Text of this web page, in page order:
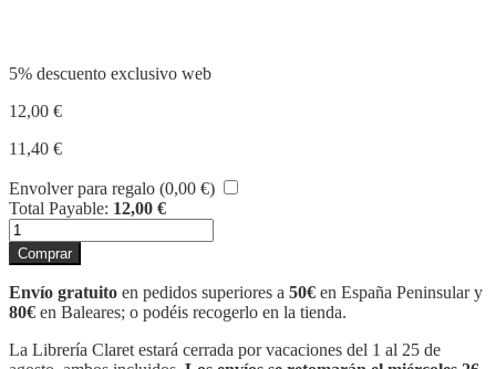
5% descuento exclusivo web
12,00 €
11,40 €
Envolver para regalo (0,00 €)
Total Payable: 12,00 €
LAS
ESTACIONES
DEL
VIA
CRUCIS
Comprar
Envío gratuito en pedidos superiores a 50€ en España Peninsular y
80€ en Baleares; o podéis recogerlo en la tienda.
La Librería Claret estará cerrada por vacaciones del 1 al 25 de